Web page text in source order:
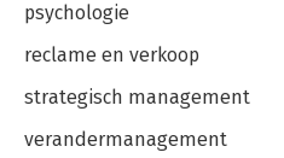
psychologie
reclame en verkoop
strategisch management
verandermanagement